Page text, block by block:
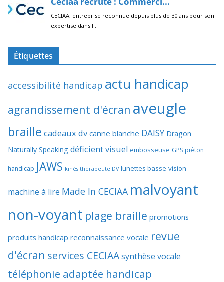
Étiquettes
accessibilité handicap actu handicap
agrandissement d'écran aveugle
braille cadeaux dv canne blanche DAISY Dragon
Naturally Speaking déficient visuel embosseuse GPS piéton
handicap JAWS kinésithérapeute DV lunettes basse-vision
machine à lire Made In CECIAA malvoyant
non-voyant plage braille promotions
produits handicap reconnaissance vocale revue
d'écran services CECIAAsynthèse vocale
téléphonie adaptée handicap